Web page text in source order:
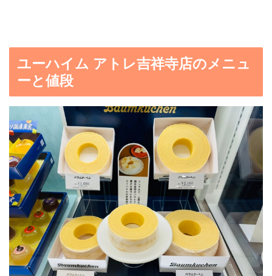
ユーハイム アトレ吉祥寺店のメニュ
ーと値段